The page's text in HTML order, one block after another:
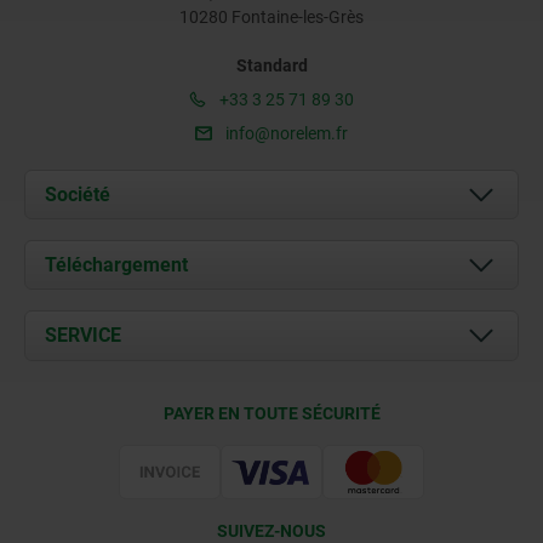
10280 Fontaine-les-Grès
Standard
+33 3 25 71 89 30
info@norelem.fr
Société
À propos de nous
Contact
Téléchargement
Documents
SERVICE
PAYER EN TOUTE SÉCURITÉ
SUIVEZ-NOUS